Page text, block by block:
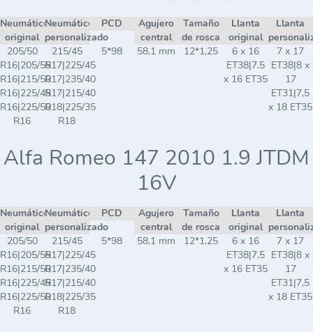
Neumático
original
Neumático
personalizado
PCD
Agujero
central
Tamaño
de rosca
Llanta
original
Llanta
205/50
R16|205/55
R16|215/50
R16|225/45
R16|225/50
R16
215/45
R17|225/45
R17|235/40
R17|215/40
R18|225/35
R18
5*98 58,1 mm 12*1,25
6 x 16
ET38|7,5
x 16 ET35
7 x 17
ET38|8 x
17
ET31|7,5
x 18 ET35
Alfa Romeo 147 2010 1.9 JTDM
16V
Neumático
original
Neumático
personalizado
PCD
Agujero
central
Tamaño
de rosca
Llanta
original
Llanta
205/50
R16|205/55
R16|215/50
R16|225/45
R16|225/50
R16
215/45
R17|225/45
R17|235/40
R17|215/40
R18|225/35
R18
5*98 58,1 mm 12*1,25
6 x 16
ET38|7,5
x 16 ET35
7 x 17
ET38|8 x
17
ET31|7,5
x 18 ET35